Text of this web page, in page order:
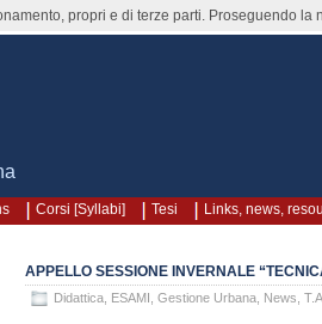
Corsi [Syllabi] Tesi Links, news,
APPELLO SESSIONE INVERNALE
Didattica ESAMI Gestione Urbana News
Cerca
propri e di terze parti. Proseguendo la